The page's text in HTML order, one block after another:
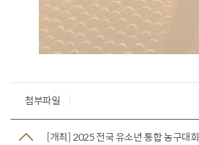
첨부파일
[개최] 2025 전국 유소년 통합 농구대회